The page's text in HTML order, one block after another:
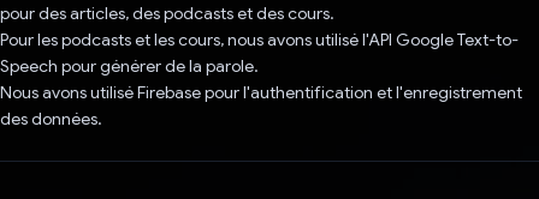
pour des articles, des podcasts et des cours.
Pour les podcasts et les cours, nous avons utilisé l'API Google Text-to-
Speech pour générer de la parole.
Nous avons utilisé Firebase pour l'authentification et l'enregistrement
des données.